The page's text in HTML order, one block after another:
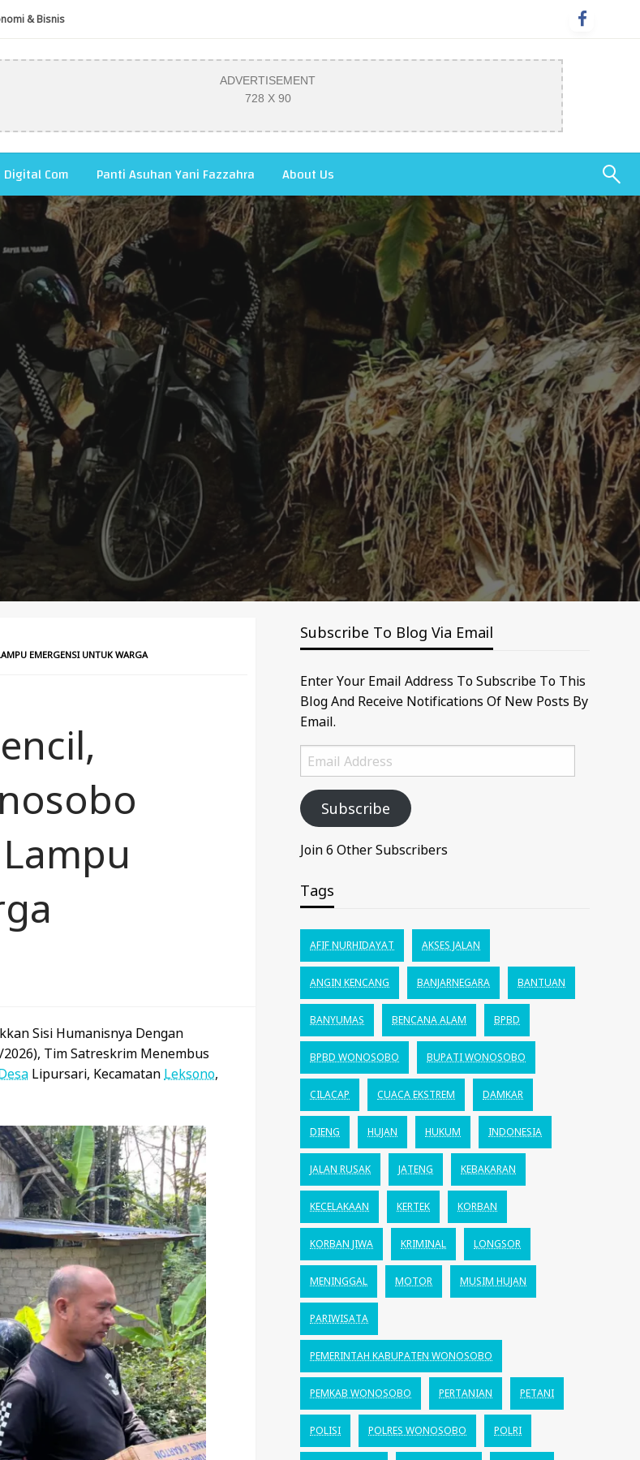
& Bisnis
ADVERTISEMENT
728 X 90
Com Panti Asuhan Yani Fazzahra About Us
EMERGENSI UNTUK WARGA
Sisi Humanisnya Dengan
Tim Satreskrim Menembus
Lipursari, Kecamatan Leksono,
Subscribe To Blog Via Email
Enter Your Email Address To Subscribe To This
Blog And Receive Notifications Of New Posts By
Email.
Email
Address
Subscribe
Join 6 Other Subscribers
Tags
AFIF NURHIDAYAT AKSES JALAN
ANGIN KENCANG BANJARNEGARA BANTUAN
BANYUMAS BENCANA ALAM BPBD
BPBD WONOSOBO BUPATI WONOSOBO
CILACAP CUACA EKSTREM DAMKAR
DIENG HUJAN HUKUM INDONESIA
JALAN RUSAK JATENG KEBAKARAN
KECELAKAAN KERTEK KORBAN
KORBAN JIWA KRIMINAL LONGSOR
MENINGGAL MOTOR MUSIM HUJAN
PARIWISATA
PEMERINTAH KABUPATEN WONOSOBO
PEMKAB WONOSOBO PERTANIAN PETANI
POLISI POLRES WONOSOBO POLRI